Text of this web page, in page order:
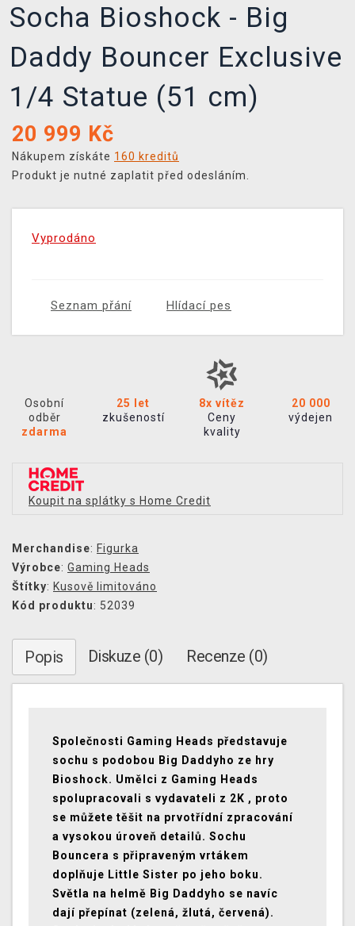
Socha Bioshock - Big
Daddy Bouncer Exclusive
1/4 Statue (51 cm)
20 999 Kč
Nákupem získáte 160 kreditů
Produkt je nutné zaplatit před odesláním.
Vyprodáno
Seznam přání Hlídací pes
Osobní
odběr
zdarma
25 let
zkušeností
8x vítěz
Ceny
kvality
20 000
výdejen
Koupit na splátky s Home Credit
Merchandise: Figurka
Výrobce: Gaming Heads
Štítky: Kusově limitováno
Kód produktu: 52039
Popis Diskuze (0) Recenze (0)
Společnosti Gaming Heads představuje
sochu s podobou Big Daddyho ze hry
Bioshock. Umělci z Gaming Heads
spolupracovali s vydavateli z 2K , proto
se můžete těšit na prvotřídní zpracování
a vysokou úroveň detailů. Sochu
Bouncera s připraveným vrtákem
doplňuje Little Sister po jeho boku.
Světla na helmě Big Daddyho se navíc
dají přepínat (zelená, žlutá, červená).